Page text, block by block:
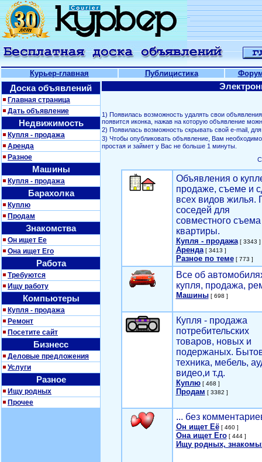
Курьер-главная Публицистика
Доска объявлений
Главная страница
Дать объявление
Недвижимость
Купля - продажа
Аренда
Разное
Машины
Купля - продажа
Барахолка
Куплю
Продам
Знакомства
Он ищет Ее
Она ищет Его
Работа
Требуются
Ищу работу
Компьютеры
Купля - продажа
Ремонт
Посетите сайт
Бизнесс
Деловые предложения
Услуги
Разное
Ищу родных
Прочее
1) Появилась возможность удалять свои
появится иконка, нажав на которую объявление
2) Появилась возможность скрывать свой е-mail,
3) Чтобы опубликовать объявление, Вам
простая и займет у Вас не больше 1 минуты.
Объявления о
продаже, съеме и
всех видов жилья.
соседей для
совместного съема
квартиры.
Купля - продажа[ 3343 ]
Аренда[ 3413 ]
Разное по теме[ 773 ]
Все об
купля, продажа,
Машины[ 698 ]
Купля - продажа
потребительских
товаров, новых и
подержаных.
техника, мебель,
видео,и т.д.
Куплю[ 468 ]
Продам [ 3382 ]
... без
Он ищет Её[ 460 ]
Она ищет Его[ 444 ]
Ищу родных,